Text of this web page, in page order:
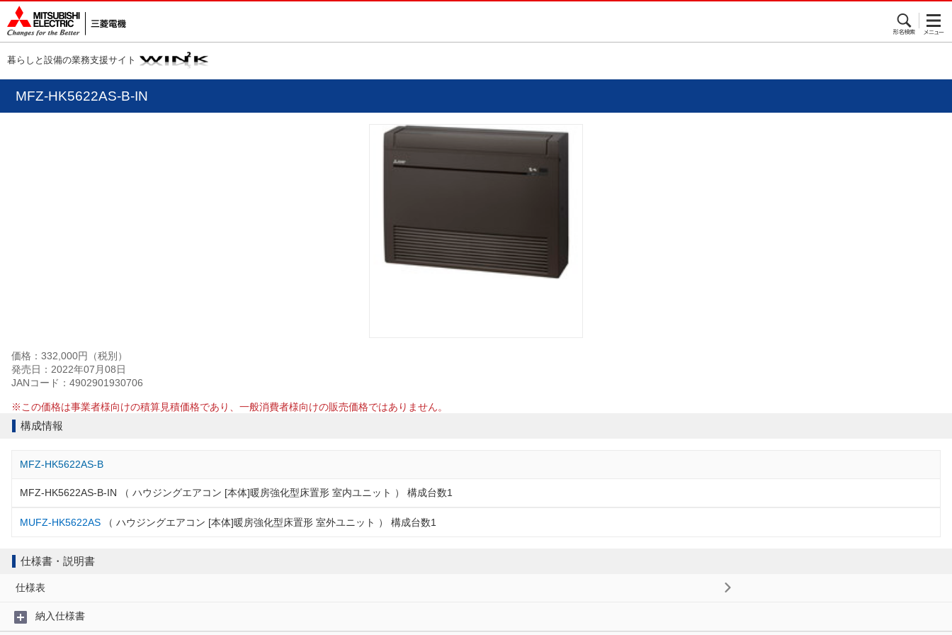
暮らしと設備の業務支援サイト
MFZ-HK5622AS-B-IN
価格：332,000円（税別）
発売日：2022年07月08日
JANコード：4902901930706
※この価格は事業者様向けの積算見積価格であり、一般消費者様向けの販売価格ではありません。
構成情報
MFZ-HK5622AS-B
MFZ-HK5622AS-B-IN （ ハウジングエアコン [本体]暖房強化型床置形 室内ユニット ） 構成台数1
MUFZ-HK5622AS （ ハウジングエアコン [本体]暖房強化型床置形 室外ユニット ） 構成台数1
仕様書・説明書
仕様表
納入仕様書